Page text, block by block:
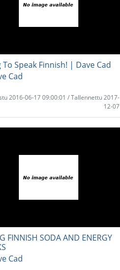
To Speak Finnish! | Dave Cad
Cad
2016-06-17 09:00:01 / Tallennettu 2017-
12-07
FINNISH SODA AND ENERGY
Cad